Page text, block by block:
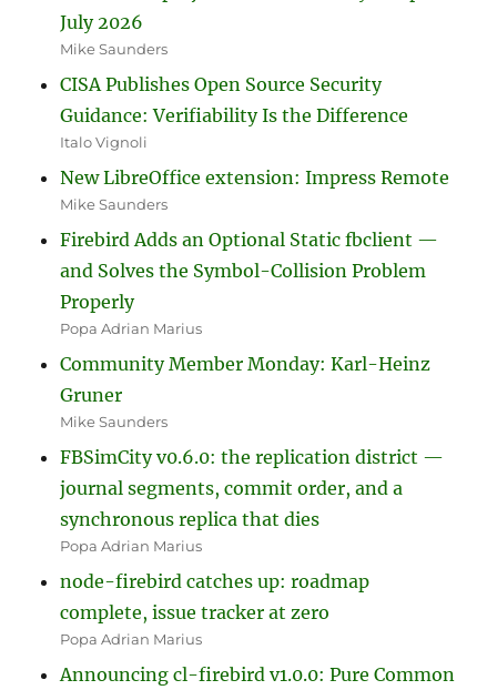
July 2026
Mike Saunders
CISA Publishes Open Source Security
Guidance: Verifiability Is the Difference
Italo Vignoli
New LibreOffice extension: Impress Remote
Mike Saunders
Firebird Adds an Optional Static fbclient —
and Solves the Symbol-Collision Problem
Properly
Popa Adrian Marius
Community Member Monday: Karl-Heinz
Gruner
Mike Saunders
FBSimCity v0.6.0: the replication district —
journal segments, commit order, and a
synchronous replica that dies
Popa Adrian Marius
node-firebird catches up: roadmap
complete, issue tracker at zero
Popa Adrian Marius
Announcing cl-firebird v1.0.0: Pure Common